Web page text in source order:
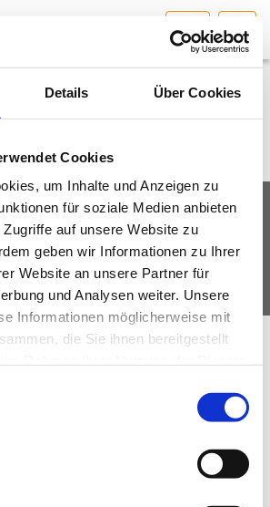
Details Über Cookies
Cookies
um Inhalte und Anzeigen zu
für soziale Medien anbieten
auf unsere Website zu
geben wir Informationen zu Ihrer
Website an unsere Partner für
und Analysen weiter. Unsere
Informationen möglicherweise mit
die Sie ihnen bereitgestellt
KTN
HOME
INGENIEURBÜRO
SERVICE
DATENSCHUTZ
Ingenieurbüros Österreich